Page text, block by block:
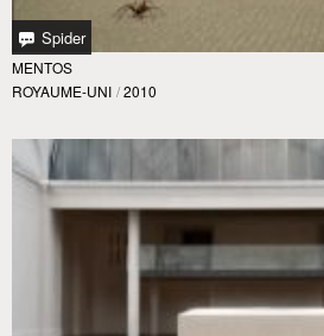
Spider
MENTOS
ROYAUME-UNI / 2010